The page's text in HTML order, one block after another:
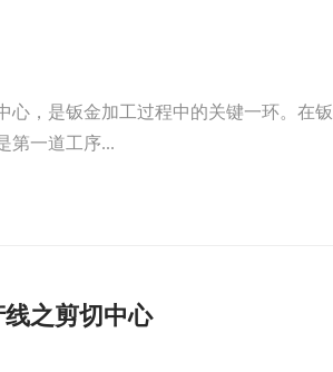
心，是钣金加工过程中的关键一环。在钣
第一道工序...
之剪切中心